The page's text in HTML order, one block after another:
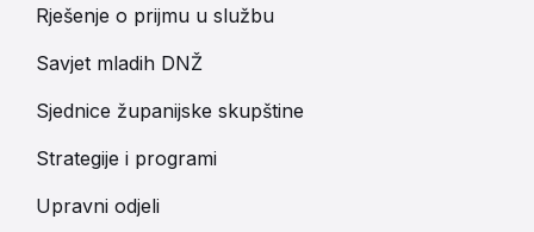
Rješenje o prijmu u službu
Savjet mladih DNŽ
Sjednice županijske skupštine
Strategije i programi
Upravni odjeli